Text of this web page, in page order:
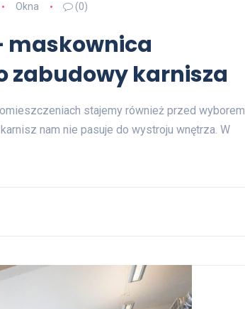
Okna (0)
maskownica
zabudowy karnisza
stajemy również przed wyborem
nam nie pasuje do wystroju wnętrza. W